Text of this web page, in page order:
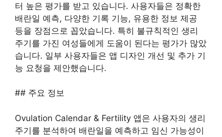
터 높은 평가를 받고 있습니다. 사용자들은 정확한
배란일 예측, 다양한 기록 기능, 유용한 정보 제공
등을 장점으로 꼽았습니다. 특히 불규칙적인 생리
주기를 가진 여성들에게 도움이 된다는 평가가 많았
습니다. 일부 사용자들은 앱 디자인 개선 및 추가 기
능 요청을 제안했습니다.
## 주요 정보
Ovulation Calendar & Fertility 앱은 사용자의 생리
주기를 분석하여 배란일을 예측하고 임신 가능성이